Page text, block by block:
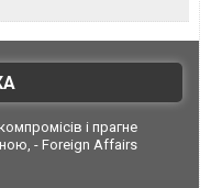
і прагне
- Foreign Affairs